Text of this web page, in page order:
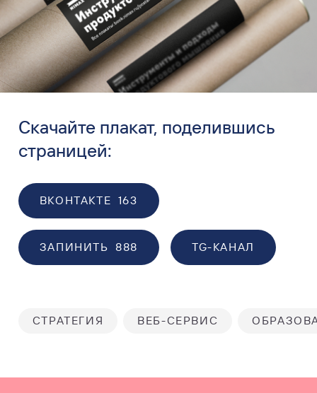
Скачайте плакат, поделившись
страницей:
ВКОНТАКТЕ 163
ЗАПИНИТЬ 888 TG-КАНАЛ
СТРАТЕГИЯ ВЕБ-СЕРВИС